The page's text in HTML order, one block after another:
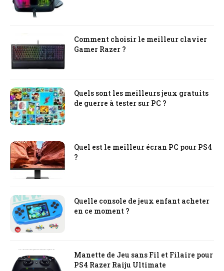
Comment choisir le meilleur clavier
Gamer Razer ?
Quels sont les meilleurs jeux gratuits
de guerre à tester sur PC ?
Quel est le meilleur écran PC pour PS4
?
Quelle console de jeux enfant acheter
en ce moment ?
Manette de Jeu sans Fil et Filaire pour
PS4 Razer Raiju Ultimate